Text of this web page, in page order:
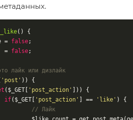
()
{
=
false;
=
false;
лайк или дизлайк
'post' )) {
($_GET[ 'post_action'
])) {
if($_GET[ 'post_action' ] == 'like' ) {
// Лайк